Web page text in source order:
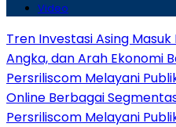
Video
Tren Investasi Asing
Angka, dan Arah Ekonomi
Persriliscom Melayani
Online Berbagai
Persriliscom Melayani